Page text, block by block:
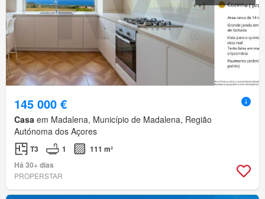
145 000 €
Casa em Madalena, Município de Madalena, Região
Autónoma dos Açores
T3 1
111 m²
Há 30+ dias
PROPERSTAR